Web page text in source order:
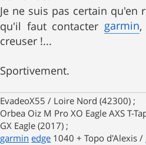
Je ne suis pas certain
qu'il faut contacter garmin,
creuser !...
Sportivement.
EvadeoX55 / Loire Nord (42300) ;
Orbea Oiz M Pro XO Eagle AXS T-
GX Eagle (2017) ;
garmin edge 1040 + Topo d'Alexis /